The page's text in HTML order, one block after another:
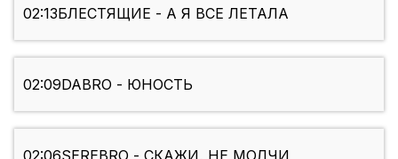
02:13БЛЕСТЯЩИЕ - А Я ВСЕ ЛЕТАЛА
02:09DABRO - ЮНОСТЬ